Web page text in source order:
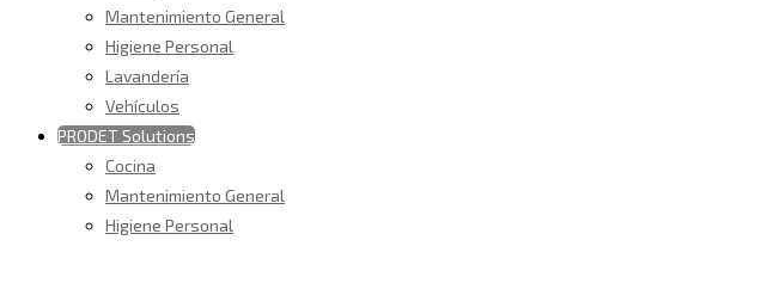
Mantenimiento General
Higiene Personal
Lavandería
Vehículos
PRODET Solutions
Cocina
Mantenimiento General
Higiene Personal